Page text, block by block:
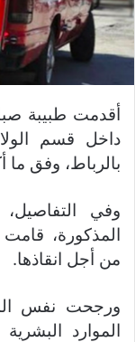
أقدمت طبيبة
داخل قسم
بالرباط، وفق ما
وفي
المذكورة، قامت
من أجل انقاذها.
ورجحت نفس
الموارد